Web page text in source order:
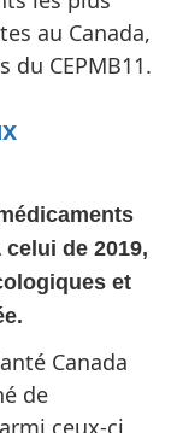
au Canada,
du CEPMB11.
de 2019,
et
Canada
de